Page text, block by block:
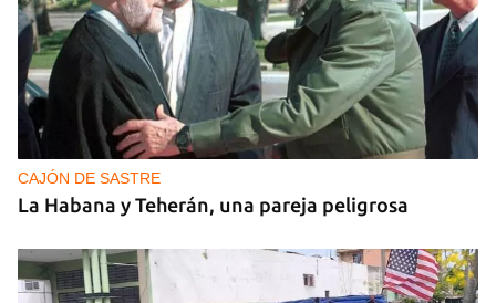
CAJÓN DE SASTRE
La Habana y Teherán, una pareja peligrosa